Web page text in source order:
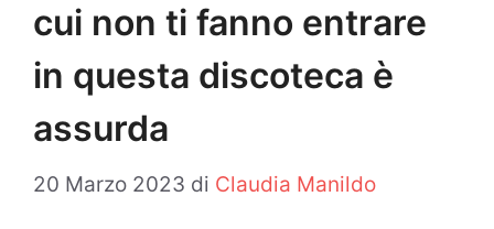
cui non ti fanno entrare
in questa discoteca è
assurda
20 Marzo 2023 di Claudia Manildo